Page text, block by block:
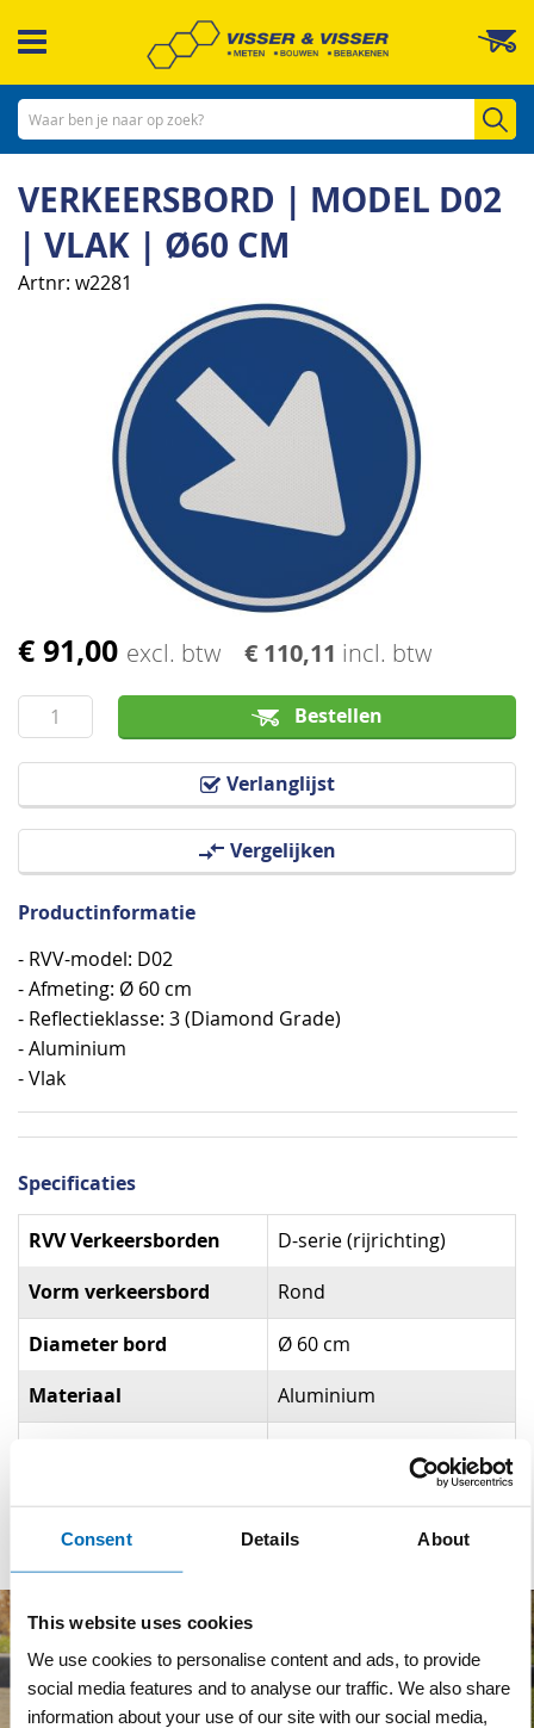
Consent Details About
This website uses cookies
We use cookies to personalise content and ads, to provide
social media features and to analyse our traffic. We also share
information about your use of our site with our social media,
naar
inhoud
VERKEERSBORD | MODEL D02
| VLAK | Ø60 CM
Artnr w2281
€ 91,00 excl. btw € 110,11 incl. btw
Bestellen
Verlanglijst
Vergelijken
afbeeldingen-
Ga
het
begin
van
Productinformatie
- RVV-model: D02
- Afmeting: Ø 60 cm
- Reflectieklasse: 3 (Diamond Grade)
- Aluminium
- Vlak
Specificaties
Specificaties
RVV Verkeersborden D-serie (rijrichting)
Vorm verkeersbord Rond
Diameter bord Ø 60 cm
Materiaal Aluminium